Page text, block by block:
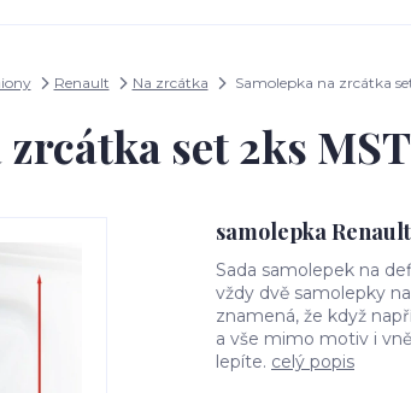
Renault Na zrcátka Samolepka na zrcátka
set 2ks
samolepka Renault
Sada samolepek na
vždy dvě samolepky
znamená, že když
a vše mimo motiv i
lepíte. celý popis